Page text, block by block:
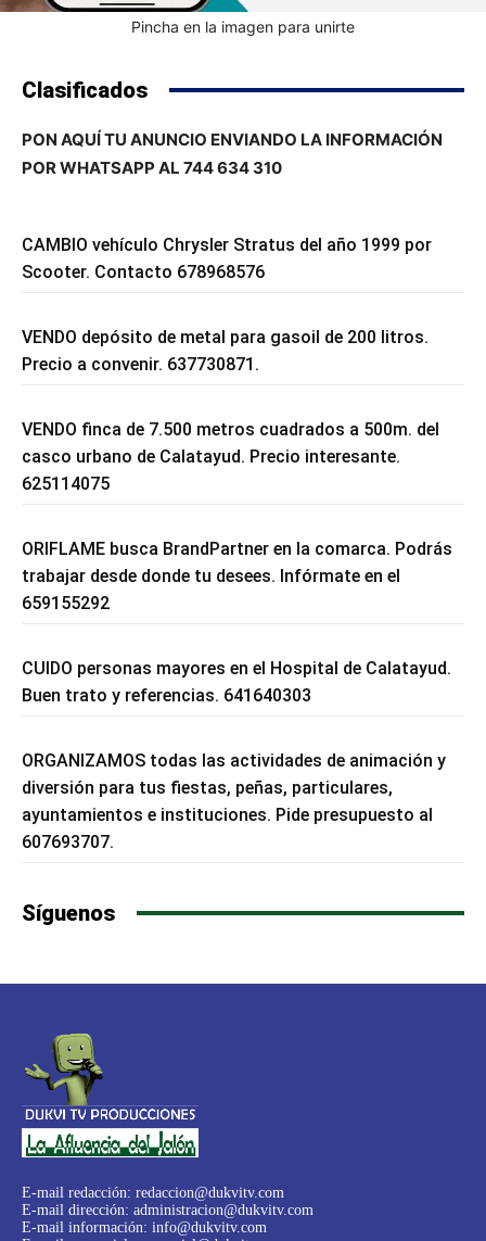
Pincha en la imagen para unirte
Clasificados
PON AQUÍ TU ANUNCIO ENVIANDO LA INFORMACIÓN
POR WHATSAPP AL 744 634 310
CAMBIO vehículo Chrysler Stratus del año 1999 por
Scooter. Contacto 678968576
VENDO depósito de metal para gasoil de 200 litros.
Precio a convenir. 637730871.
VENDO finca de 7.500 metros cuadrados a 500m. del
casco urbano de Calatayud. Precio interesante.
625114075
ORIFLAME busca BrandPartner en la comarca. Podrás
trabajar desde donde tu desees. Infórmate en el
659155292
CUIDO personas mayores en el Hospital de Calatayud.
Buen trato y referencias. 641640303
ORGANIZAMOS todas las actividades de animación y
diversión para tus fiestas, peñas, particulares,
ayuntamientos e instituciones. Pide presupuesto al
607693707.
Síguenos
E-mail redacción: redaccion@dukvitv.com
E-mail dirección: administracion@dukvitv.com
E-mail información: info@dukvitv.com